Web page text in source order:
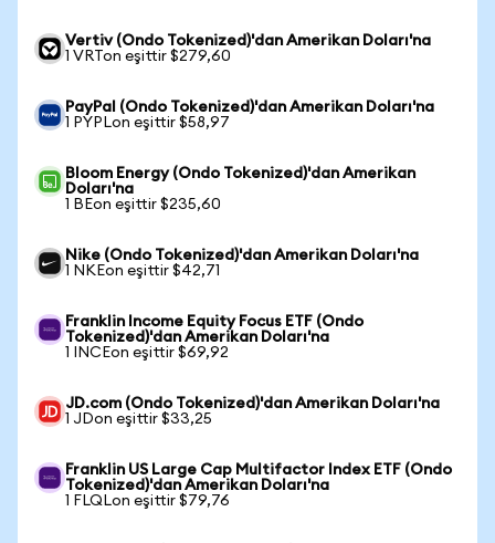
Vertiv (Ondo Tokenized)'dan Amerikan Doları'na
1 VRTon eşittir $279,60
PayPal (Ondo Tokenized)'dan Amerikan Doları'na
1 PYPLon eşittir $58,97
Bloom Energy (Ondo Tokenized)'dan Amerikan
Doları'na
1 BEon eşittir $235,60
Nike (Ondo Tokenized)'dan Amerikan Doları'na
1 NKEon eşittir $42,71
Franklin Income Equity Focus ETF (Ondo
Tokenized)'dan Amerikan Doları'na
1 INCEon eşittir $69,92
JD.com (Ondo Tokenized)'dan Amerikan Doları'na
1 JDon eşittir $33,25
Franklin US Large Cap Multifactor Index ETF (Ondo
Tokenized)'dan Amerikan Doları'na
1 FLQLon eşittir $79,76